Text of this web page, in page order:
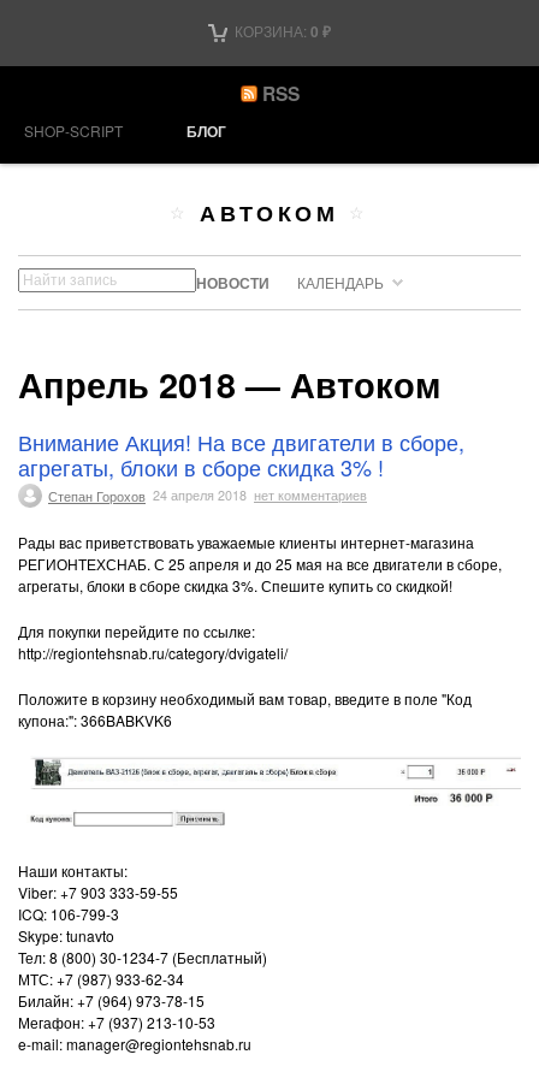
КОРЗИНА: 0 ₽
RSS
SHOP-SCRIPT БЛОГ
АВТОКОМ
НОВОСТИ КАЛЕНДАРЬ
Апрель 2018 — Автоком
Внимание Акция! На все двигатели в сборе,
агрегаты, блоки в сборе скидка 3% !
Степан Горохов 24 апреля 2018 нет комментариев
Рады вас приветствовать уважаемые клиенты интернет-магазина
РЕГИОНТЕХСНАБ. С 25 апреля и до 25 мая на все двигатели в сборе,
агрегаты, блоки в сборе скидка 3%. Спешите купить со скидкой!
Для покупки перейдите по ссылке:
http://regiontehsnab.ru/category/dvigateli/
Положите в корзину необходимый вам товар, введите в поле "Код
купона:": 366BABKVK6
Наши контакты:
Viber: +7 903 333-59-55
ICQ: 106-799-3
Skype: tunavto
Тел: 8 (800) 30-1234-7 (Бесплатный)
МТС: +7 (987) 933-62-34
Билайн: +7 (964) 973-78-15
Мегафон: +7 (937) 213-10-53
e-mail: manager@regiontehsnab.ru